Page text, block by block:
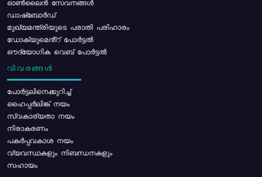
ഓൺലൈൻ സേവനങ്ങൾ
ഡാഷ്ബോർഡ്
മുഖ്യമന്ത്രിയുടെ പരാതി പരിഹാരം
ഡോക്യുമെൻ്റ് പോർട്ടൽ
ഔദ്യോഗിക വെബ് പോർട്ടൽ
വിവരങ്ങൾ
പോര്‍ട്ടലിനെക്കുറിച്ച്
ഹൈപ്പർലിങ്ക് നയം
സ്വകാര്യതാ നയം
നിരാകരണം
പകർപ്പവകാശ നയം
വ്യവസ്ഥകളും നിബന്ധനകളും
സഹായം